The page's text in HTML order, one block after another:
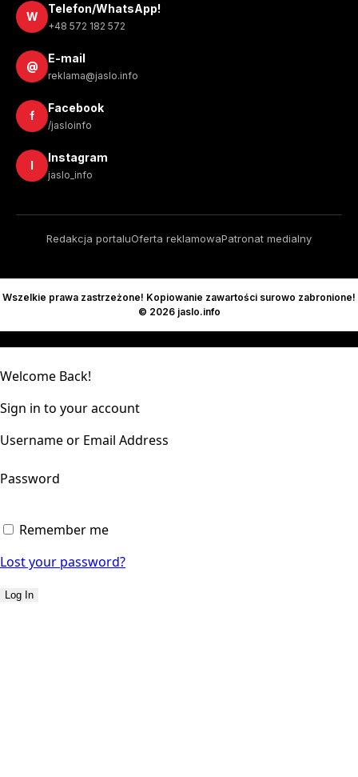
W
Telefon/WhatsApp!
+48 572 182 572
@
E-mail
reklama@jaslo.info
f
Facebook
/jasloinfo
I
Instagram
jaslo_info
Redakcja portaluOferta reklamowaPatronat medialny
Wszelkie prawa zastrzeżone! Kopiowanie zawartości surowo zabronione!
© 2026 jaslo.info
Welcome Back!
Sign in to your account
Username or Email Address
Password
Remember me
Lost your password?